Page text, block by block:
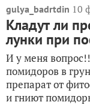
gulya_badrtdin 10
Кладут ли
лунки при
И у меня
помидоров в
препарат от
и гниют